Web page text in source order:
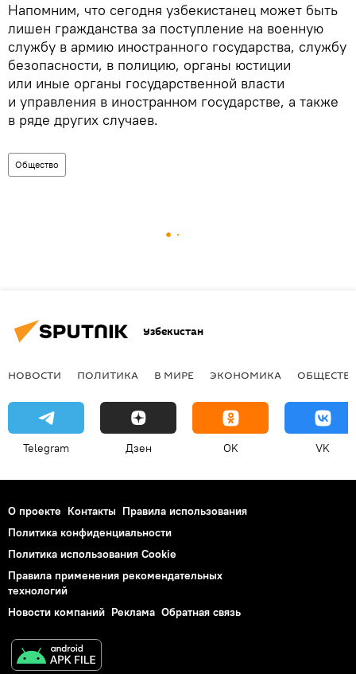
Напомним, что сегодня узбекистанец может быть
лишен гражданства за поступление на военную
службу в армию иностранного государства, службу
безопасности, в полицию, органы юстиции
или иные органы государственной власти
и управления в иностранном государстве, а также
в ряде других случаев.
Общество
Узбекистан
НОВОСТИ ПОЛИТИКА В МИРЕ ЭКОНОМИКА
Telegram Дзен OK VK
О проекте Контакты Правила использования
Политика конфиденциальности
Политика использования Cookie
Правила применения рекомендательных
технологий
Новости компаний Реклама Обратная связь